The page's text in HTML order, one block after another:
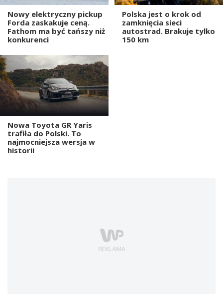
Nowy elektryczny pickup
Forda zaskakuje ceną.
Fathom ma być tańszy niż
konkurenci
Polska jest o krok od
zamknięcia sieci
autostrad. Brakuje tylko
150 km
Nowa Toyota GR Yaris
trafiła do Polski. To
najmocniejsza wersja w
historii